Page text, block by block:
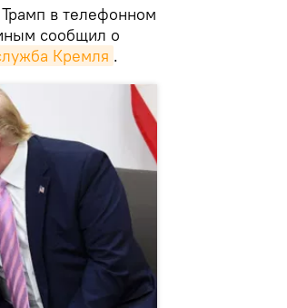
в телефонном
сообщил о
Кремля .